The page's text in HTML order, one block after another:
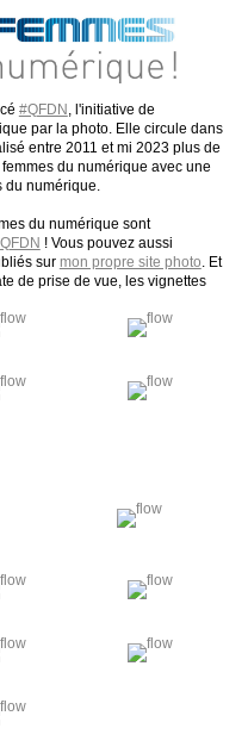
#QFDN
, l'initiative de
par la photo. Elle circule dans
entre 2011 et mi 2023 plus de
du numérique avec une
numérique.
du numérique sont
QFDN ! Vous pouvez aussi
sur mon propre site photo . Et
de prise de vue, les vignettes